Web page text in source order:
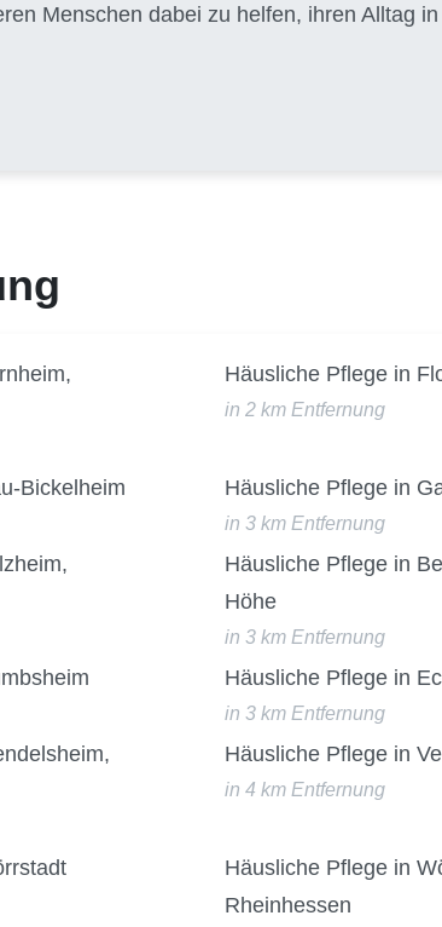
Menschen dabei zu helfen, ihren Alltag
Häusliche Pflege in
in 2 km Entfernung
Bickelheim Häusliche Pflege in
in 3 km Entfernung
Häusliche Pflege in
Höhe
in 3 km Entfernung
Häusliche Pflege in
in 3 km Entfernung
Häusliche Pflege in
in 4 km Entfernung
Häusliche Pflege in
Rheinhessen